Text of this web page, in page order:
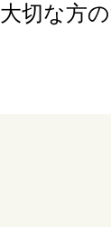
大切な方